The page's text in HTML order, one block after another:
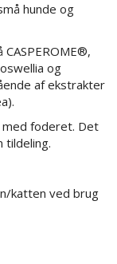
hunde og
og
af ekstrakter
foderet. Det
tildeling.
katten ved brug